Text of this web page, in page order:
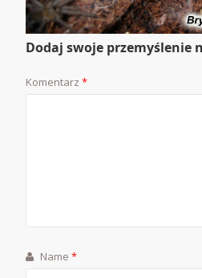
Dodaj swoje przemyślenie
Komentarz*
Name*